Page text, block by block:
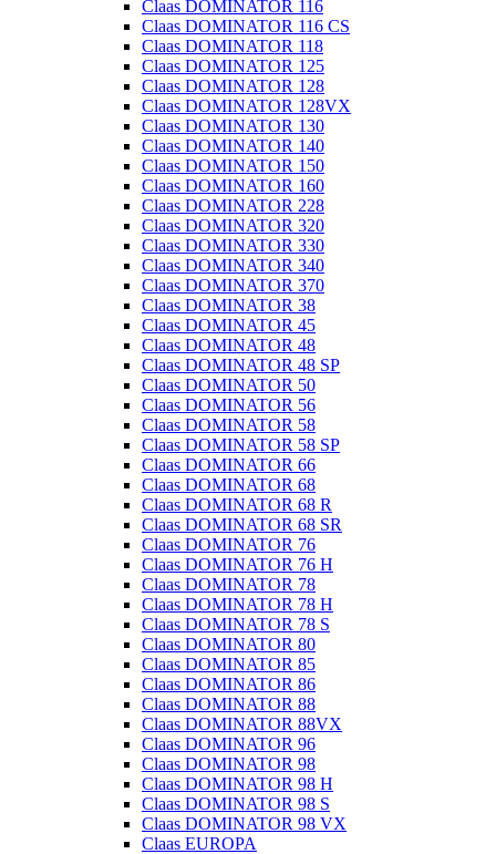
Claas DOMINATOR 116
Claas DOMINATOR 116 CS
Claas DOMINATOR 118
Claas DOMINATOR 125
Claas DOMINATOR 128
Claas DOMINATOR 128VX
Claas DOMINATOR 130
Claas DOMINATOR 140
Claas DOMINATOR 150
Claas DOMINATOR 160
Claas DOMINATOR 228
Claas DOMINATOR 320
Claas DOMINATOR 330
Claas DOMINATOR 340
Claas DOMINATOR 370
Claas DOMINATOR 38
Claas DOMINATOR 45
Claas DOMINATOR 48
Claas DOMINATOR 48 SP
Claas DOMINATOR 50
Claas DOMINATOR 56
Claas DOMINATOR 58
Claas DOMINATOR 58 SP
Claas DOMINATOR 66
Claas DOMINATOR 68
Claas DOMINATOR 68 R
Claas DOMINATOR 68 SR
Claas DOMINATOR 76
Claas DOMINATOR 76 H
Claas DOMINATOR 78
Claas DOMINATOR 78 H
Claas DOMINATOR 78 S
Claas DOMINATOR 80
Claas DOMINATOR 85
Claas DOMINATOR 86
Claas DOMINATOR 88
Claas DOMINATOR 88VX
Claas DOMINATOR 96
Claas DOMINATOR 98
Claas DOMINATOR 98 H
Claas DOMINATOR 98 S
Claas DOMINATOR 98 VX
Claas EUROPA